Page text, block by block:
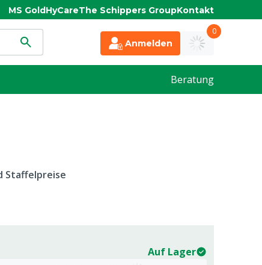
MS GoldHyCareThe Schippers GroupKontakt
Anmelden
0
Beratung
Auf Lager
Staffelpreise